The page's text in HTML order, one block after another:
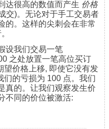
达很高的数值而产生 价格
交)。无论对于手工交易者
的。这样的尖刺会在非常
设我们交易一笔
之处放置一笔高位买订
望价格上移, 即使它没有发
们的亏损为 100 点。我们
真的。让我们观察发生价
不同的价位被激活: